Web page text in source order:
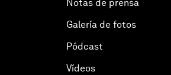
Notas de prensa
Galería de fotos
Pódcast
Vídeos